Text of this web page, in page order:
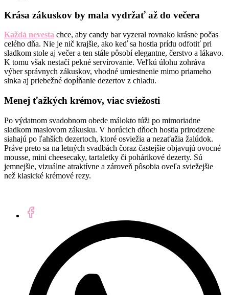
Krása zákuskov by mala vydržať až do večera
Každá nevesta chce, aby candy bar vyzeral rovnako krásne počas
celého dňa. Nie je nič krajšie, ako keď sa hostia prídu odfotiť pri
sladkom stole aj večer a ten stále pôsobí elegantne, čerstvo a lákavo.
K tomu však nestačí pekné servírovanie. Veľkú úlohu zohráva
výber správnych zákuskov, vhodné umiestnenie mimo priameho
slnka aj priebežné dopĺňanie dezertov z chladu.
Menej ťažkých krémov, viac sviežosti
Po výdatnom svadobnom obede málokto túži po mimoriadne
sladkom maslovom zákusku. V horúcich dňoch hostia prirodzene
siahajú po ľahších dezertoch, ktoré osviežia a nezaťažia žalúdok.
Práve preto sa na letných svadbách čoraz častejšie objavujú ovocné
mousse, mini cheesecaky, tartaletky či pohárikové dezerty. Sú
jemnejšie, vizuálne atraktívne a zároveň pôsobia oveľa sviežejšie
než klasické krémové rezy.